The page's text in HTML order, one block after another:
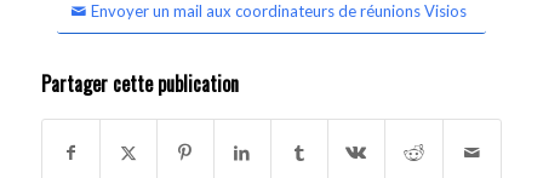
Envoyer un mail aux coordinateurs de réunions Visios
Partager cette publication